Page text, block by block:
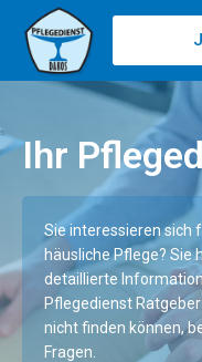
Ihr
Sie interessieren sich
häusliche Pflege? Sie
detaillierte
Pflegedienst
nicht finden können,
Fragen.